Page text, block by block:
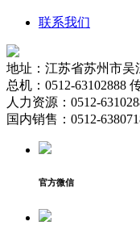
联系我们
地址：江苏省苏州市吴
总机：0512-63102888
人力资源：0512-
国内销售：0512-
官方微信